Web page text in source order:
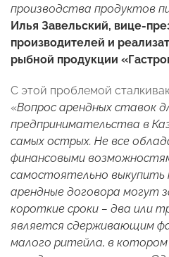
производства продуктов
Илья Завельский, вице-
производителей и
рыбной продукции
С этой проблемой
«Вопрос арендных ставок
предпринимательства в
самых острых. Не все
финансовыми
самостоятельно выкупить
арендные договора могут
короткие сроки – два или
является сдерживающим
малого ритейла, в